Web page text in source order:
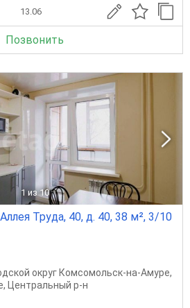
13.06
Позвонить
1 из 10
Труда, 40, д. 40, 38 м², 3/10
округ Комсомольск-на-Амуре,
, Центральный р-н